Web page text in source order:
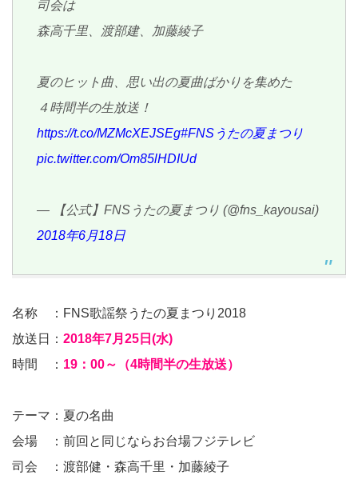
司会は
森高千里、渡部建、加藤綾子
夏のヒット曲、思い出の夏曲ばかりを集めた
４時間半の生放送！
https://t.co/MZMcXEJSEg#FNSうたの夏まつり
pic.twitter.com/Om85lHDIUd
— 【公式】FNSうたの夏まつり (@fns_kayousai)
2018年6月18日
名称 ：FNS歌謡祭うたの夏まつり2018
放送日： 2018年7月25日(水)
時間 ： 19：00～（4時間半の生放送）
テーマ：夏の名曲
会場 ：前回と同じならお台場フジテレビ
司会 ：渡部健・森高千里・加藤綾子